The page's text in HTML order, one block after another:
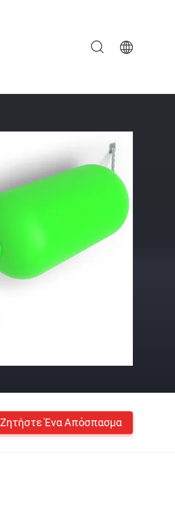
Ζητήστε Ένα Απόσπασμα